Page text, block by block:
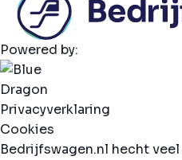
Powered by:
Privacyverklaring
Cookies
Bedrijfswagen.nl hecht